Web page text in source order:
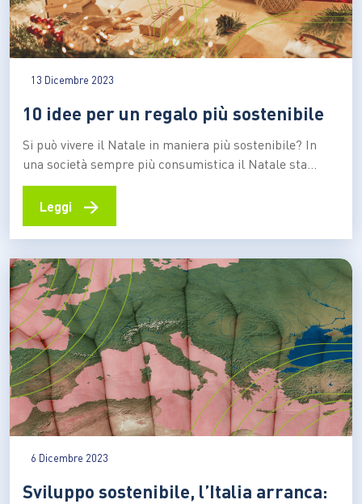
13 Dicembre 2023
10 idee per un regalo più sostenibile
Si può vivere il Natale in maniera più sostenibile? In
una società sempre più consumistica il Natale sta
perdendo la sua magia. Ma ognuno di noi può cambiare
e migliorare le cose. Come? Scegliendo accuratamente
troverai 10 idee per un regalo più…
Leggi →
6 Dicembre 2023
Sviluppo sostenibile, l’Italia arranca: